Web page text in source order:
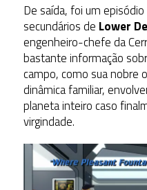
De saída, foi um
secundários de Lower
engenheiro-chefe da
bastante informação
campo, como sua nobre
dinâmica familiar,
planeta inteiro caso
virgindade.